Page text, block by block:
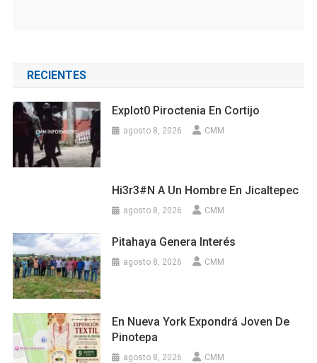
RECIENTES
Explot0 Piroctenia En Cortijo
agosto 8, 2026 CMM
Hi3r3#n A Un Hombre En Jicaltepec
agosto 8, 2026 CMM
Pitahaya Genera Interés
agosto 8, 2026 CMM
En Nueva York Expondrá Joven De
Pinotepa
agosto 8, 2026 CMM